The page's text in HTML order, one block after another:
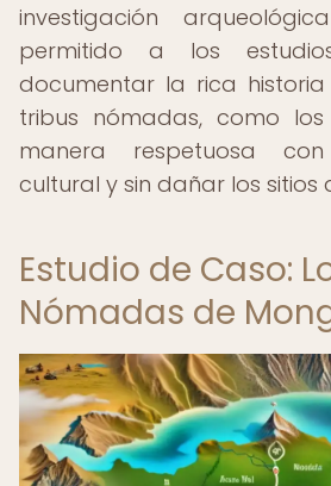
investigación
permitido a los
documentar la rica
tribus nómadas, como
manera respetuosa
cultural y sin dañar los sitios
Estudio de Caso:
Nómadas de